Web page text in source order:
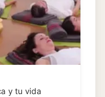
y tu vida